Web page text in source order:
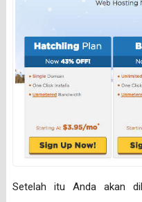
Setelah itu Anda akan